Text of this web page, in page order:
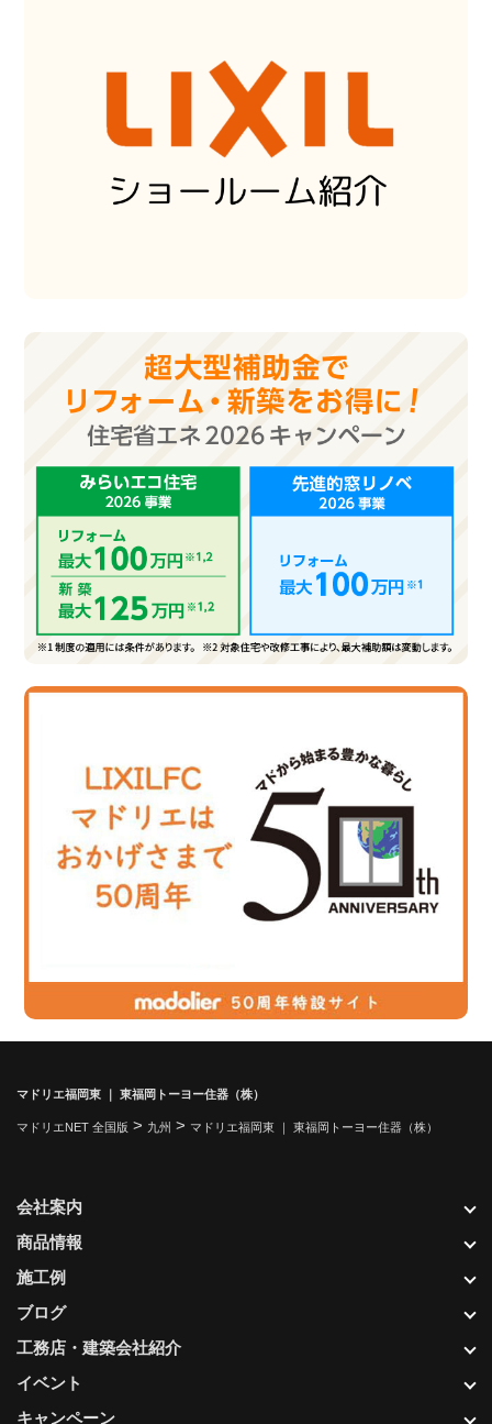
マドリエ福岡東 ｜ 東福岡トーヨー住器（株）
マドリエNET 全国版 > 九州 > マドリエ福岡東 ｜ 東福岡トーヨー住器（株）
会社案内
商品情報
施工例
ブログ
工務店・建築会社紹介
イベント
キャンペーン